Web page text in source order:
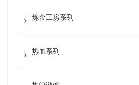
炼金工房系列
热血系列